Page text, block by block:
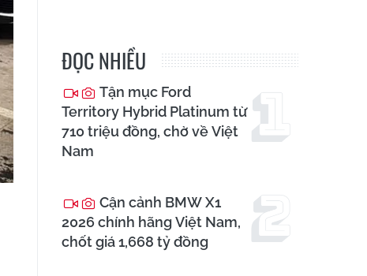
ĐỌC NHIỀU
Tận mục Ford
Territory Hybrid Platinum từ
710 triệu đồng, chờ về Việt
Nam
Cận cảnh BMW X1
2026 chính hãng Việt Nam,
chốt giá 1,668 tỷ đồng